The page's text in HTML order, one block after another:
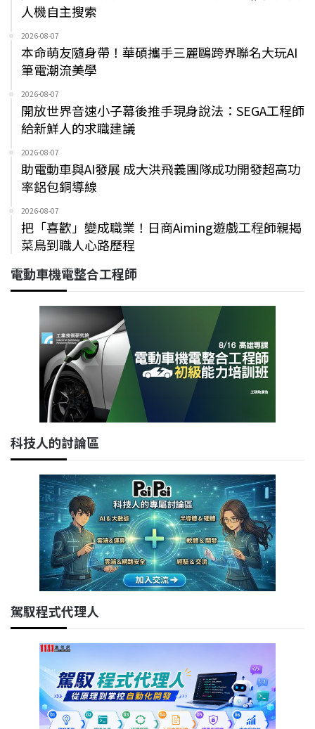
人機自主搜索
2026-08-07
本命萌友隨身帶！華碩攜手三麗鷗跨界聯名大玩AI
筆電潮流美學
2026-08-07
開放世界音速小子幕後推手現身說法：SEGA工程師
給新鮮人的求職建議
2026-08-07
助電動車與AI發展 成大洪飛義團隊成功開發超高功
率鋁包銅導線
2026-08-07
把「喜歡」變成職業！日商Aiming遊戲工程師親揭
菜鳥到職人心路歷程
電動車機電整合工程師
科技人的討論區
駕馭程式代理人